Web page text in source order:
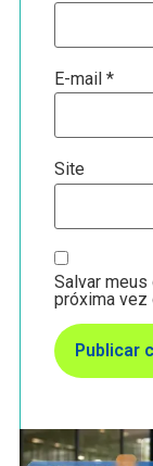
E-mail*
Site
Salvar
próxima vez